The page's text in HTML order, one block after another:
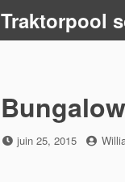
Traktorpool
Posted
juin 25, 2015 by